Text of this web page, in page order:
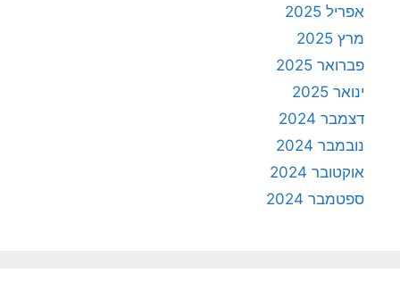
אפריל 2025
מרץ 2025
פברואר 2025
ינואר 2025
דצמבר 2024
נובמבר 2024
אוקטובר 2024
ספטמבר 2024